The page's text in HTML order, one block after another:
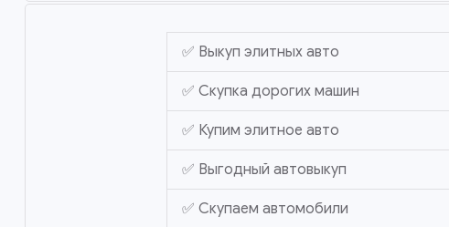
✅ Выкуп элитных авто
✅ Скупка дорогих машин
✅ Купим элитное авто
✅ Выгодный автовыкуп
✅ Скупаем автомобили